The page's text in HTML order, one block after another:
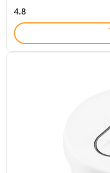
4.8